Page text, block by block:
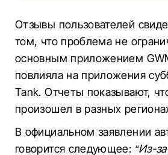
Отзывы пользователей
том, что проблема не
основным приложением
повлияла на приложения
Tank. Отчеты показывают,
произошел в разных
В официальном заявлении
говорится следующее: “Из-